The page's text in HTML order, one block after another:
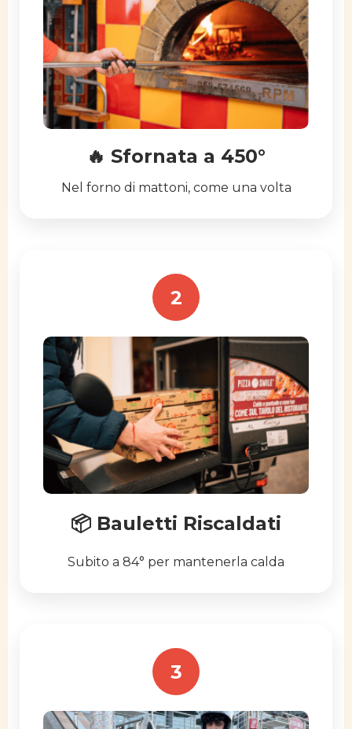
🔥 Sfornata a 450°
Nel forno di mattoni, come una volta
2
📦 Bauletti Riscaldati
Subito a 84° per mantenerla calda
3